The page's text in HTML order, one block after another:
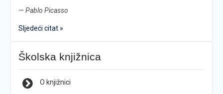
— Pablo Picasso
Sljedeći citat »
Školska knjižnica
O knjižnici